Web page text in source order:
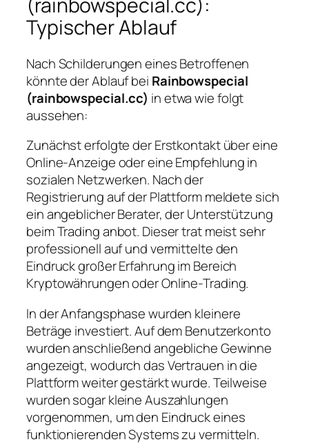
Typischer Ablauf
Nach Schilderungen eines Betroffenen
könnte der Ablauf bei Rainbowspecial
(rainbowspecial.cc) in etwa wie folgt
aussehen:
Zunächst erfolgte der Erstkontakt über eine
Online-Anzeige oder eine Empfehlung in
sozialen Netzwerken. Nach der
Registrierung auf der Plattform meldete sich
ein angeblicher Berater, der Unterstützung
beim Trading anbot. Dieser trat meist sehr
professionell auf und vermittelte den
Eindruck großer Erfahrung im Bereich
Kryptowährungen oder Online-Trading.
In der Anfangsphase wurden kleinere
Beträge investiert. Auf dem Benutzerkonto
wurden anschließend angebliche Gewinne
angezeigt, wodurch das Vertrauen in die
Plattform weiter gestärkt wurde. Teilweise
wurden sogar kleine Auszahlungen
vorgenommen, um den Eindruck eines
funktionierenden Systems zu vermitteln.